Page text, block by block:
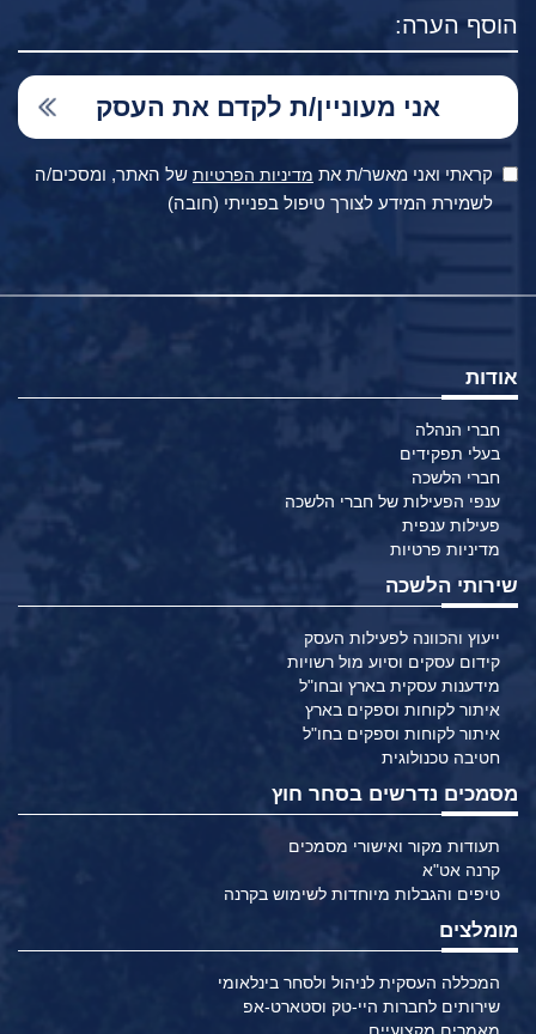
קראתי ואני מאשר/ת את מדיניות הפרטיות של האתר, ומסכים/ה
לשמירת המידע לצורך טיפול בפנייתי (חובה)
אודות
חברי הנהלה
בעלי תפקידים
חברי הלשכה
ענפי הפעילות של חברי הלשכה
פעילות ענפית
מדיניות פרטיות
שירותי הלשכה
ייעוץ והכוונה לפעילות העסק
קידום עסקים וסיוע מול רשויות
מידענות עסקית בארץ ובחו"ל
איתור לקוחות וספקים בארץ
איתור לקוחות וספקים בחו"ל
חטיבה טכנולוגית
מסמכים נדרשים בסחר חוץ
תעודות מקור ואישורי מסמכים
קרנה אט"א
טיפים והגבלות מיוחדות לשימוש בקרנה
מומלצים
המכללה העסקית לניהול ולסחר בינלאומי
שירותים לחברות היי-טק וסטארט-אפ